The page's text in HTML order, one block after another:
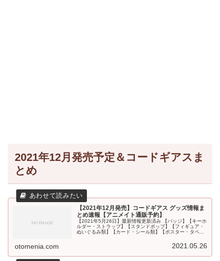
2021年12月発売予定＆コードギアスま
とめ
【2021年12月発売】コードギアス グッズ情報ま
とめ速報【アニメイト通販予約】
【2021年5月26日】最新情報更新済み 【バッジ】【キーホ
ルダー・ストラップ】【スタンドポップ】【フィギュア・
ぬいぐるみ類】【カード・シール類】【ポスター・タペス
otomenia.com 2021.05.26